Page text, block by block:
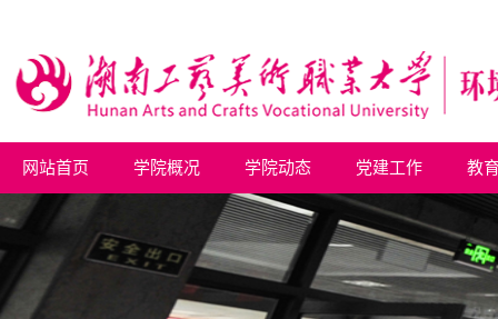
网站首页 学院概况 学院动态 党建工作 教